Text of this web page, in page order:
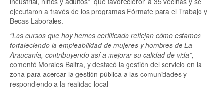
ejecutaron a través de los programas Fórmate para el Trabajo y
Becas Laborales.
“Los cursos que hoy hemos certificado reflejan cómo estamos
fortaleciendo la empleabilidad de mujeres y hombres de La
Araucanía, contribuyendo así a mejorar su calidad de vida”,
comentó Morales Baltra, y destacó la gestión del servicio en la
zona para acercar la gestión pública a las comunidades y
respondiendo a la realidad local.